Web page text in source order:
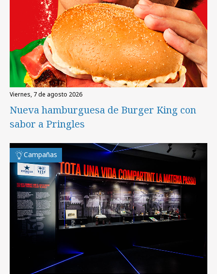
viernes, 7 de agosto 2026
Nueva hamburguesa de Burger King con
sabor a Pringles
Campañas